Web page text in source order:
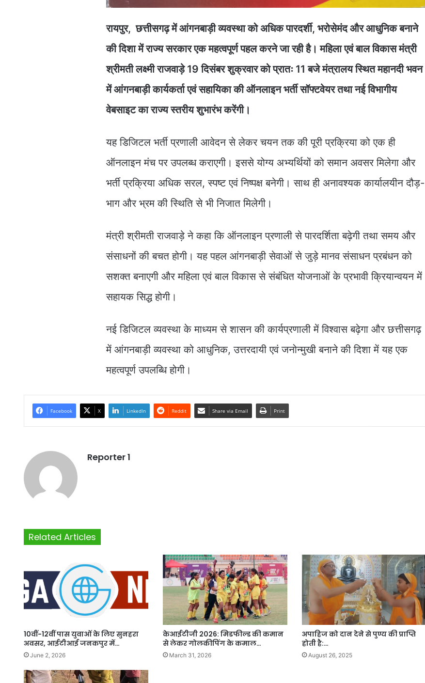
रायपुर, छत्तीसगढ़ में आंगनबाड़ी व्यवस्था को अधिक पारदर्शी, भरोसेमंद और आधुनिक बनाने
की दिशा में राज्य सरकार एक महत्वपूर्ण पहल करने जा रही है। महिला एवं बाल विकास मंत्री
श्रीमती लक्ष्मी राजवाड़े 19 दिसंबर शुक्रवार को प्रातः 11 बजे मंत्रालय स्थित महानदी भवन
में आंगनबाड़ी कार्यकर्ता एवं सहायिका की ऑनलाइन भर्ती सॉफ्टवेयर तथा नई विभागीय
वेबसाइट का राज्य स्तरीय शुभारंभ करेंगी।
यह डिजिटल भर्ती प्रणाली आवेदन से लेकर चयन तक की पूरी प्रक्रिया को एक ही
ऑनलाइन मंच पर उपलब्ध कराएगी। इससे योग्य अभ्यर्थियों को समान अवसर मिलेगा और
भर्ती प्रक्रिया अधिक सरल, स्पष्ट एवं निष्पक्ष बनेगी। साथ ही अनावश्यक कार्यालयीन दौड़-
भाग और भ्रम की स्थिति से भी निजात मिलेगी।
मंत्री श्रीमती राजवाड़े ने कहा कि ऑनलाइन प्रणाली से पारदर्शिता बढ़ेगी तथा समय और
संसाधनों की बचत होगी। यह पहल आंगनबाड़ी सेवाओं से जुड़े मानव संसाधन प्रबंधन को
सशक्त बनाएगी और महिला एवं बाल विकास से संबंधित योजनाओं के प्रभावी क्रियान्वयन में
सहायक सिद्ध होगी।
नई डिजिटल व्यवस्था के माध्यम से शासन की कार्यप्रणाली में विश्वास बढ़ेगा और छत्तीसगढ़
में आंगनबाड़ी व्यवस्था को आधुनिक, उत्तरदायी एवं जनोन्मुखी बनाने की दिशा में यह एक
महत्वपूर्ण उपलब्धि होगी।
Facebook X LinkedIn Reddit Share via Email Print
Reporter 1
Related Articles
10वीं-12वीं पास युवाओं के लिए सुनहरा
अवसर, आईटीआई जनकपुर में…
June 2, 2026
केआईटीजी 2026: मिडफील्ड की कमान
से लेकर गोलकीपिंग के कमाल…
March 31, 2026
अपाहिज को दान देने से पुण्य की प्राप्ति
होती है:…
August 26, 2025